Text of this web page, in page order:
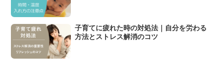
子育てに疲れた時の対処法｜自分を労わる
方法とストレス解消のコツ